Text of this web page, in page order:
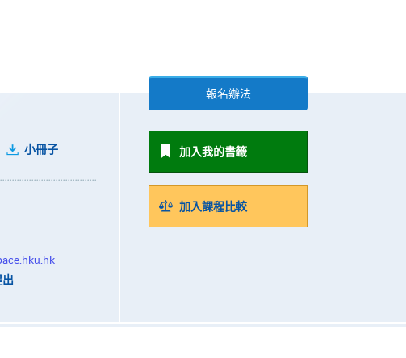
小冊子
報名辦法
加入我的書籤
加入課程比較